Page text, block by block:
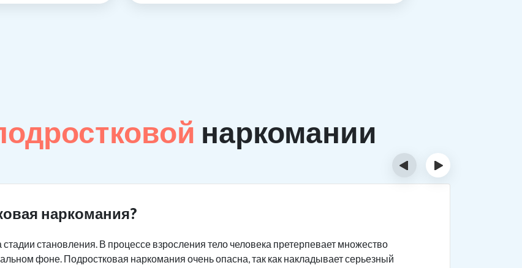
наркомании
наркомания?
становления. В процессе взросления тело человека претерпевает множество
фоне. Подростковая наркомания очень опасна, так как накладывает серьезный
‹ ›